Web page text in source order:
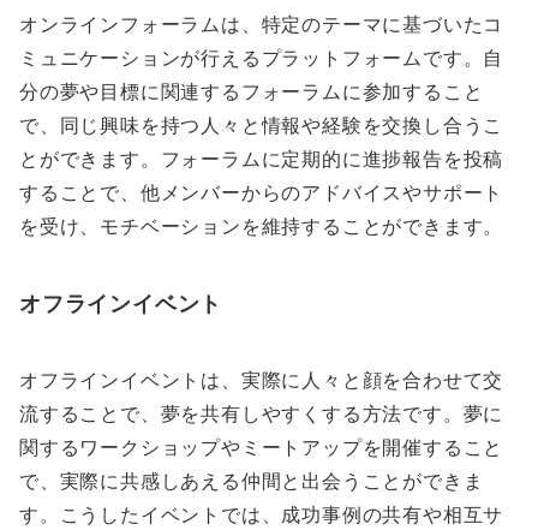
オンラインフォーラムは、特定のテーマに基づいたコ
ミュニケーションが行えるプラットフォームです。自
分の夢や目標に関連するフォーラムに参加すること
で、同じ興味を持つ人々と情報や経験を交換し合うこ
とができます。フォーラムに定期的に進捗報告を投稿
することで、他メンバーからのアドバイスやサポート
を受け、モチベーションを維持することができます。
オフラインイベント
オフラインイベントは、実際に人々と顔を合わせて交
流することで、夢を共有しやすくする方法です。夢に
関するワークショップやミートアップを開催すること
で、実際に共感しあえる仲間と出会うことができま
す。こうしたイベントでは、成功事例の共有や相互サ